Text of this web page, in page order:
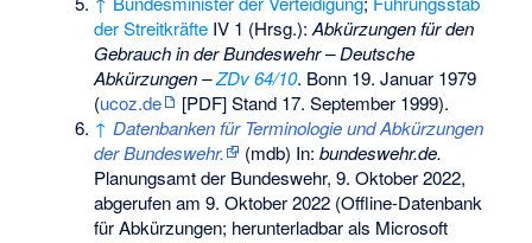
der Streitkräfte IV 1 (Hrsg.):Abkürzungen für den
Gebrauch in der Bundeswehr – Deutsche
Abkürzungen –ZDv 64/10. Bonn 19. Januar 1979
(ucoz.de
[PDF] Stand 17. September 1999).
↑ Datenbanken für Terminologie und Abkürzungen
der Bundeswehr.
(mdb) In:bundeswehr.de.
Planungsamt der Bundeswehr, 9. Oktober 2022,
abgerufen am 9. Oktober 2022 (Offline-Datenbank
für Abkürzungen; herunterladbar als Microsoft